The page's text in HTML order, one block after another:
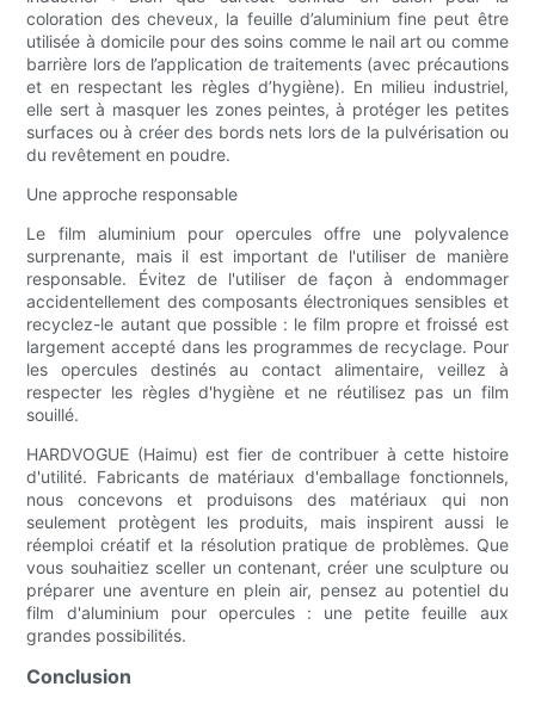
coloration des cheveux, la feuille d’aluminium fine peut être
utilisée à domicile pour des soins comme le nail art ou comme
barrière lors de l’application de traitements (avec précautions
et en respectant les règles d’hygiène). En milieu industriel,
elle sert à masquer les zones peintes, à protéger les petites
surfaces ou à créer des bords nets lors de la pulvérisation ou
du revêtement en poudre.
Une approche responsable
Le film aluminium pour opercules offre une polyvalence
surprenante, mais il est important de l'utiliser de manière
responsable. Évitez de l'utiliser de façon à endommager
accidentellement des composants électroniques sensibles et
recyclez-le autant que possible : le film propre et froissé est
largement accepté dans les programmes de recyclage. Pour
les opercules destinés au contact alimentaire, veillez à
respecter les règles d'hygiène et ne réutilisez pas un film
souillé.
HARDVOGUE (Haimu) est fier de contribuer à cette histoire
d'utilité. Fabricants de matériaux d'emballage fonctionnels,
nous concevons et produisons des matériaux qui non
seulement protègent les produits, mais inspirent aussi le
réemploi créatif et la résolution pratique de problèmes. Que
vous souhaitiez sceller un contenant, créer une sculpture ou
préparer une aventure en plein air, pensez au potentiel du
film d'aluminium pour opercules : une petite feuille aux
grandes possibilités.
Conclusion